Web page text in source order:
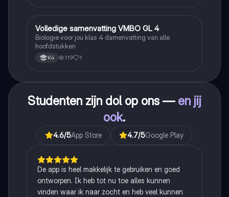
Biologie
Volledige samenvatting VMBO GL 4
Biologie voor jou klas 4 damenvatting van alle
hoofdstukken
K4 119 1
Studenten zijn dol op ons — en jij
ook.
4.6/5App Store 4.7/5Google Play
De app is heel makkelijk te gebruiken en goed
ontworpen. Ik heb tot nu toe alles kunnen
vinden waar ik naar zocht en heb veel kunnen